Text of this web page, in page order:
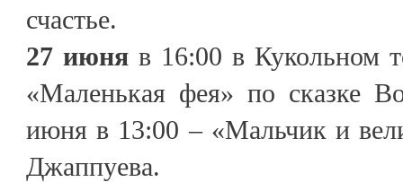
счастье.
27 июня в 16:00 в Кукольном
«Маленькая фея» по сказке
июня в 13:00 – «Мальчик и
Джаппуева.